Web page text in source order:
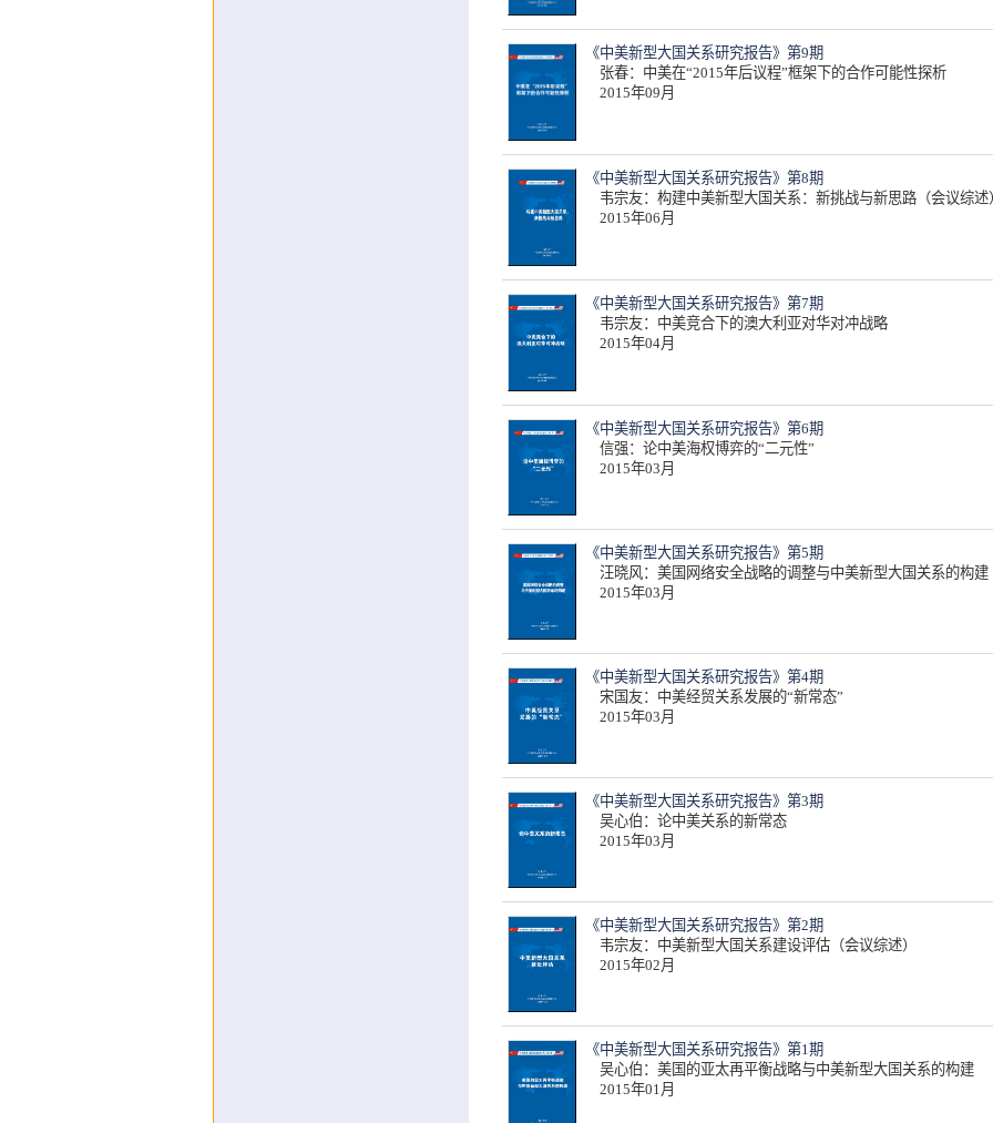
《中美新型大国关系研究报告》第9期
张春：中美在“2015年后议程”框架下的合作可能性探析
2015年09月
《中美新型大国关系研究报告》第8期
韦宗友：构建中美新型大国关系：新挑战与新思路（会议综述
2015年06月
《中美新型大国关系研究报告》第7期
韦宗友：中美竞合下的澳大利亚对华对冲战略
2015年04月
《中美新型大国关系研究报告》第6期
信强：论中美海权博弈的“二元性”
2015年03月
《中美新型大国关系研究报告》第5期
汪晓风：美国网络安全战略的调整与中美新型大国关系的构建
2015年03月
《中美新型大国关系研究报告》第4期
宋国友：中美经贸关系发展的“新常态”
2015年03月
《中美新型大国关系研究报告》第3期
吴心伯：论中美关系的新常态
2015年03月
《中美新型大国关系研究报告》第2期
韦宗友：中美新型大国关系建设评估（会议综述）
2015年02月
《中美新型大国关系研究报告》第1期
吴心伯：美国的亚太再平衡战略与中美新型大国关系的构建
2015年01月